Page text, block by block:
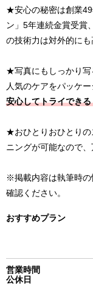
★安心の秘密は創業49
ン」5年連続金賞受賞
の技術力は対外的にも
★写真にもしっかり写
人気のケアをパッケ
安心してトライできる
★おひとりおひとりの
ニングが可能なので
※掲載内容は執筆時の
確認ください。
おすすめプラン
営業時間
公休日